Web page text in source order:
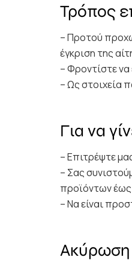
Τρόπος
– Προτού
έγκριση της
– Φροντίστε
– Ως στοιχεία
Για να
– Επιτρέψτε
– Σας
προϊόντων
– Να είναι
Ακύρωση